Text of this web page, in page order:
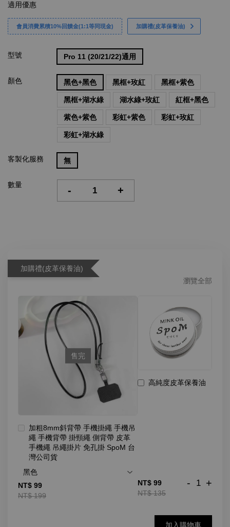
適用優惠
會員消費累積10%回饋金(1:1等同現金) 加購禮(皮革保養油)
型號 Pro 11 (20/21/22)通用
顏色 黑色+黑色 黑框+玫紅 黑框+紫色
黑框+湖水綠 湖水綠+玫紅 紅框+黑色
紫色+紫色 彩虹+紫色 彩虹+玫紅
彩虹+湖水綠
客製化服務 無
數量 - +
加購禮(皮革保養油)
瀏覽全部
售完
加粗8mm斜背帶 手機掛繩 手機吊
繩 手機背帶 掛頸繩 側背帶 皮革
手機繩 吊繩掛片 免孔掛 SpoM 台
灣公司貨
NT$ 99
NT$ 199
高純度皮革保養油
NT$ 99
NT$ 135
- +